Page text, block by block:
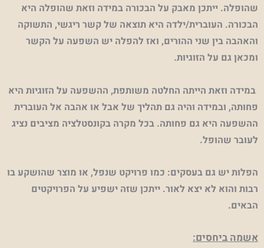
שהופלה. ייתכן מאבק על הבכורה במידה וזאת שהופלה היא
הבכורה. העוברית/ילדה היא תוצאה של קשר ריגשי, התשוקה
והאהבה בין שני ההורים, ואז להפלה יש השפעה על הקשר
ומכאן גם על הזוגיות.
במידה וזאת הייתה החלטה משותפת, ההשפעה על הזוגיות היא
פחותה, ובמידה והיה גם תהליך של אבל או אהבה אל העוברית
ההשפעה היא גם פחותה. בכל מקרה בקונסטלציה מציבים נציג
לעובר שהופל.
הפלות יש גם בעסקים: כמו פרויקט שנפל, או מוצר שהושקע בו
רבות והוא לא יצא לאור. ייתכן שזה ישפיע על הפרויקטים
הבאים.
אשמה ביחסים: